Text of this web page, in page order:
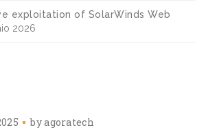
exploitation of SolarWinds Web
2026
byagoratech